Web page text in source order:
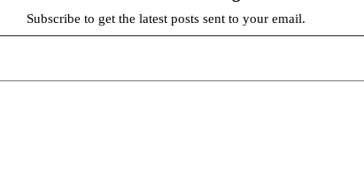
Subscribe to get the latest posts sent to your email.